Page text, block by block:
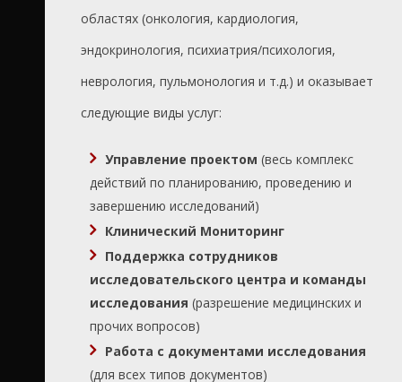
областях (онкология, кардиология,
эндокринология, психиатрия/психология,
неврология, пульмонология и т.д.) и оказывает
следующие виды услуг:
Управление проектом (весь комплекс
действий по планированию, проведению и
завершению исследований)
Клинический Мониторинг
Поддержка сотрудников
исследовательского центра и команды
исследования (разрешение медицинских и
прочих вопросов)
Работа с документами исследования
(для всех типов документов)